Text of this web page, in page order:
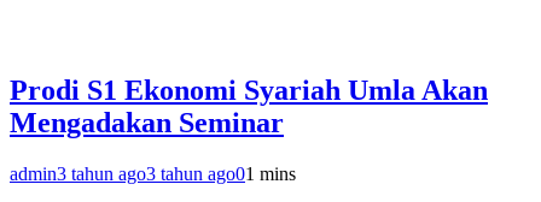
Prodi S1 Ekonomi Syariah Umla Akan
Mengadakan Seminar
admin3 tahun ago3 tahun ago01 mins